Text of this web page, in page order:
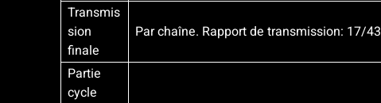
Transmis
sion
finale
Par chaîne. Rapport de transmission: 17/43
Partie
cycle